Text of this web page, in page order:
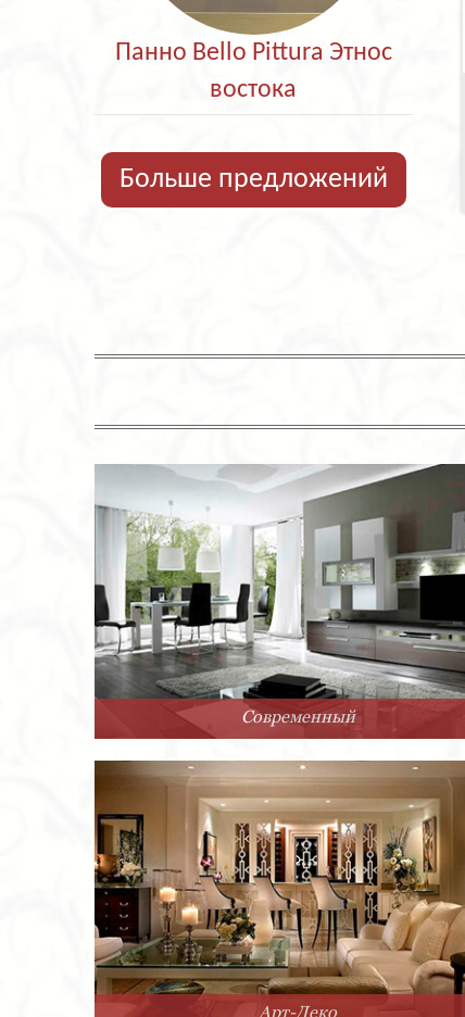
Панно Bello Pittura Этнос
востока
Больше предложений
Современный
Арт-Деко